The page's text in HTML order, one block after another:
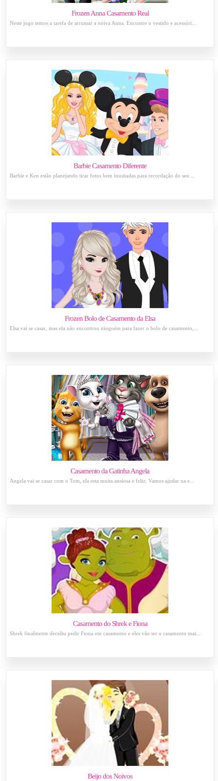
Frozen Anna Casamento Real
Neste jogo temos a tarefa de arrumar a noiva Anna. Encontre o vestido e acessóri...
Barbie Casamento Diferente
Barbie e Ken estão planejando tirar fotos bem inusitadas para recordação do seu ...
Frozen Bolo de Casamento da Elsa
Elsa vai se casar, mas ela não encontrou ninguém para fazer o bolo de casamento,...
Casamento da Gatinha Angela
Angela vai se casar com o Tom, ela esta muita ansiosa e feliz. Vamos ajudar na e...
Casamento do Shrek e Fiona
Shrek finalmente decidiu pedir Fiona em casamento e eles vão ter o casamento mai...
Beijo dos Noivos